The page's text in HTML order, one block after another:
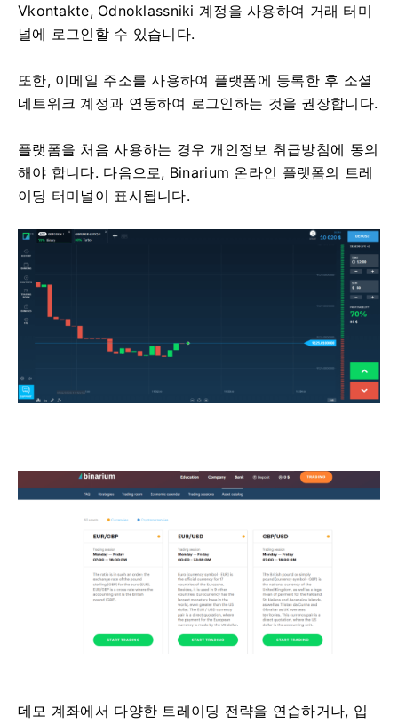
Vkontakte, Odnoklassniki 계정을 사용하여 거래 터미
널에 로그인할 수 있습니다.
또한, 이메일 주소를 사용하여 플랫폼에 등록한 후 소셜
네트워크 계정과 연동하여 로그인하는 것을 권장합니다.
플랫폼을 처음 사용하는 경우 개인정보 취급방침에 동의
해야 합니다. 다음으로, Binarium 온라인 플랫폼의 트레
이딩 터미널이 표시됩니다.
데모 계좌에서 다양한 트레이딩 전략을 연습하거나, 입